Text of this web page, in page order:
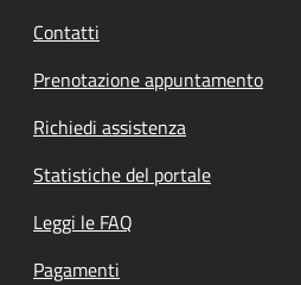
Contatti
Prenotazione appuntamento
Richiedi assistenza
Statistiche del portale
Leggi le FAQ
Pagamenti